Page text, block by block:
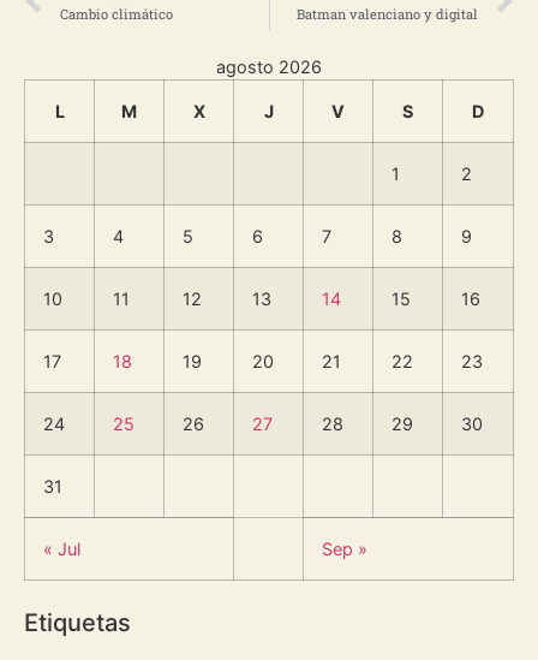
Cambio climático Batman valenciano y digital
agosto 2026
L M X J V S D
1 2
3 4 5 6 7 8 9
10 11 12 13 14 15 16
17 18 19 20 21 22 23
24 25 26 27 28 29 30
31
« Jul Sep »
Etiquetas